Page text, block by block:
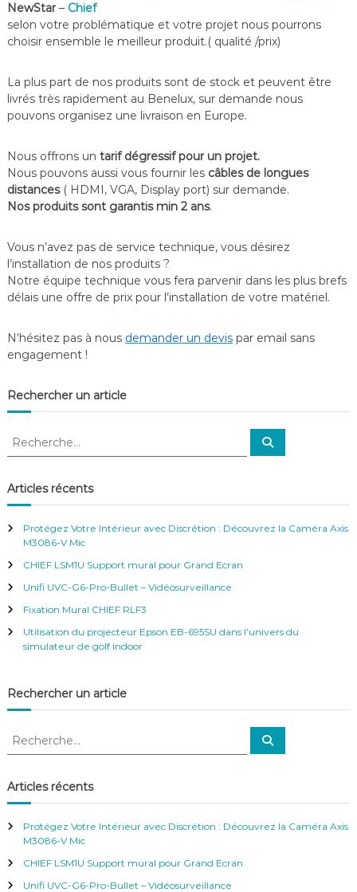
NewStar– Chief
selon votre problématique et votre projet nous pourrons
choisir ensemble le meilleur produit.( qualité /prix)
La plus part de nos produits sont de stock et peuvent être
livrés très rapidement au Benelux, sur demande nous
pouvons organisez une livraison en Europe.
Nous offrons un tarif dégressif pour un projet.
Nous pouvons aussi vous fournir les câbles de longues
distances( HDMI, VGA, Display port) sur demande.
Nos produits sont garantis min 2 ans.
Vous n’avez pas de service technique, vous désirez
l’installation de nos produits ?
Notre équipe technique vous fera parvenir dans les plus brefs
délais une offre de prix pour l’installation de votre matériel.
N’hésitez pas à nous demander un devispar email sans
engagement !
Rechercher un article
R
h
e
c
e
r
:
R
c
e
r
Articles récents
Protégez Votre Intérieur avec Discrétion : Découvrez la Caméra Axis
M3086-V Mic
CHIEF LSM1U Support mural pour Grand Ecran
Unifi UVC-G6-Pro-Bullet – Vidéosurveillance
Fixation Mural CHIEF RLF3
Utilisation du projecteur Epson EB-695SU dans l’univers du
simulateur de golf indoor
Rechercher un article
R
h
e
c
e
r
R
c
e
r
Articles récents
Protégez Votre Intérieur avec Discrétion : Découvrez la Caméra Axis
M3086-V Mic
CHIEF LSM1U Support mural pour Grand Ecran
Unifi UVC-G6-Pro-Bullet – Vidéosurveillance